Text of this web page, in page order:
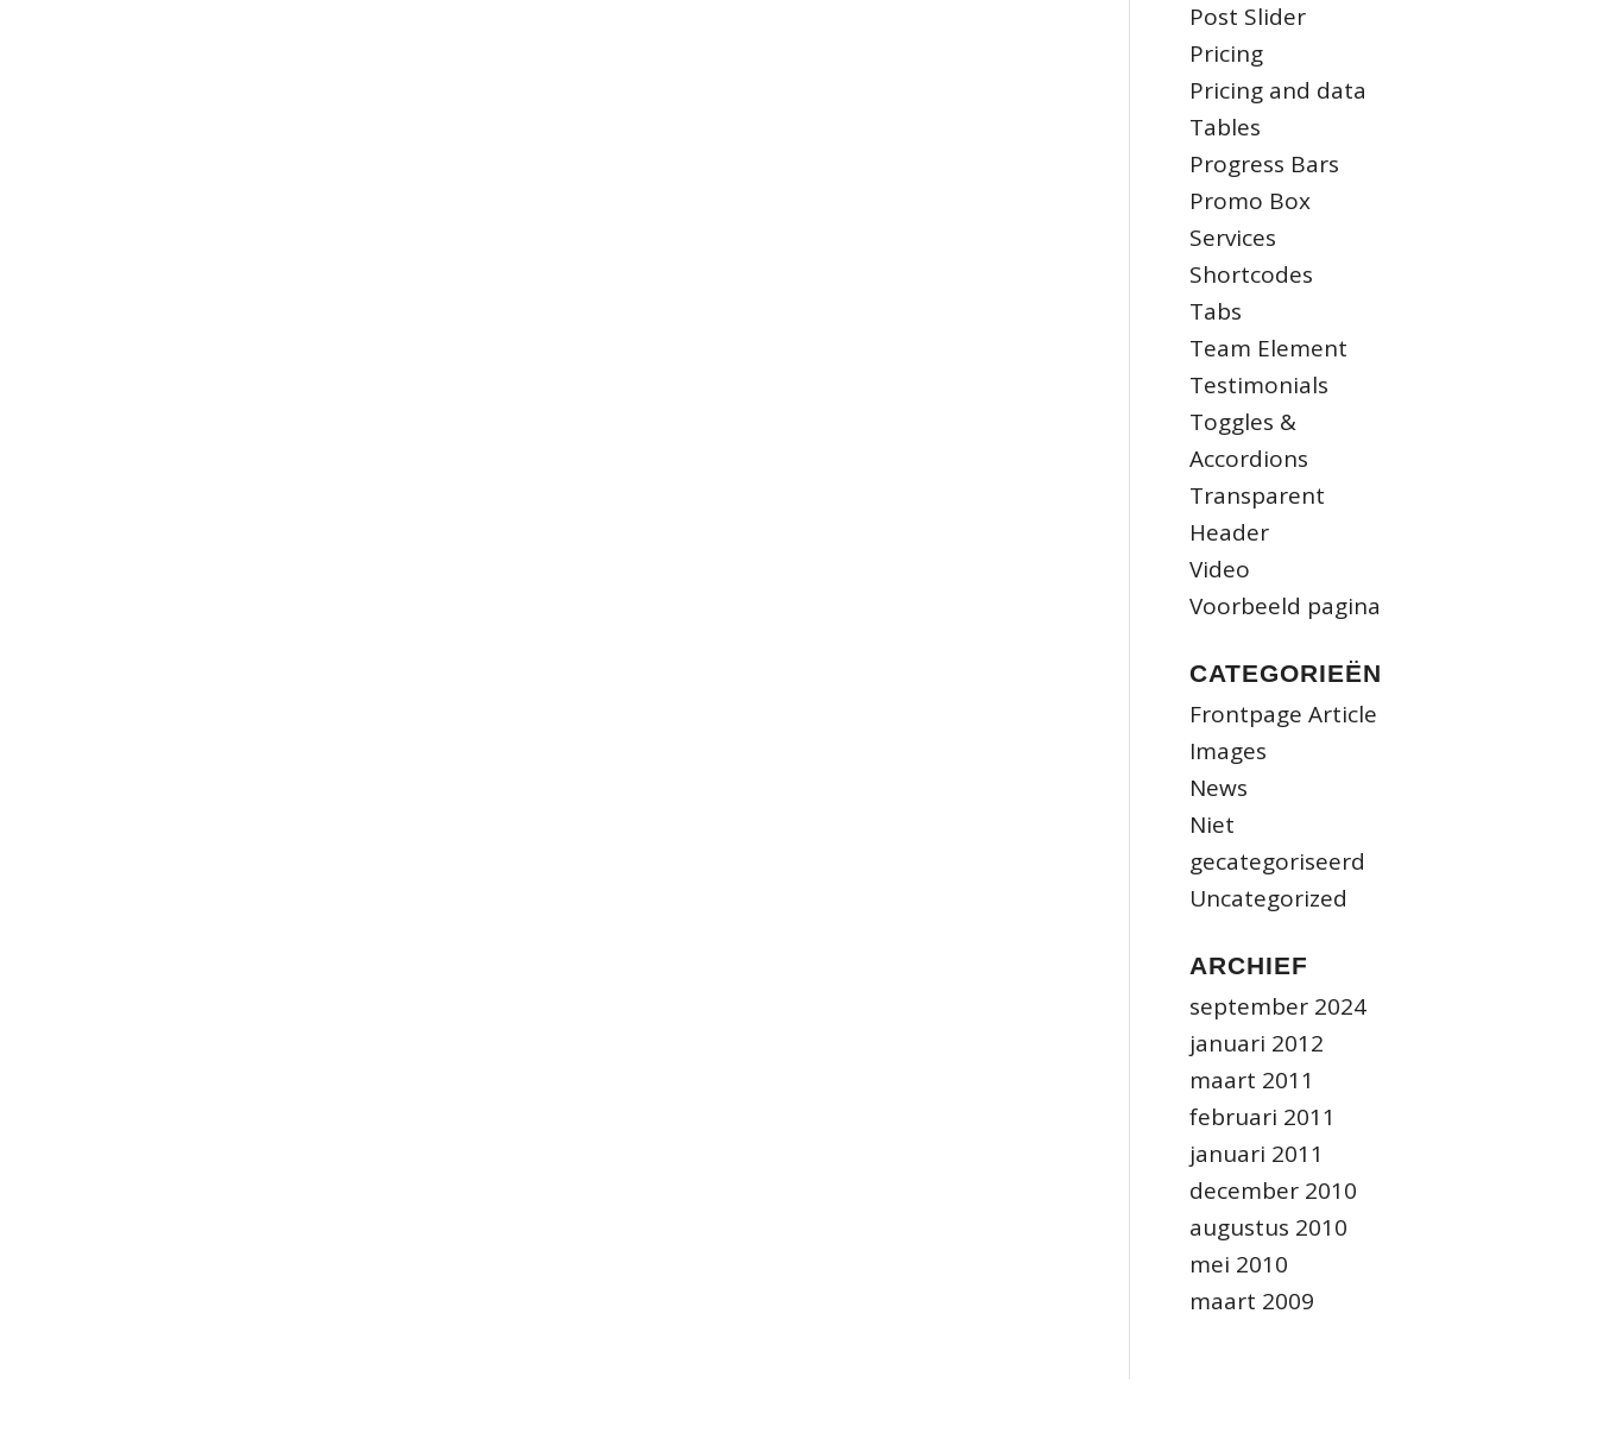
Post Slider
Pricing
Pricing and data
Tables
Progress Bars
Promo Box
Services
Shortcodes
Tabs
Team Element
Testimonials
Toggles &
Accordions
Transparent
Header
Video
Voorbeeld pagina
CATEGORIEËN
Frontpage Article
Images
News
Niet
gecategoriseerd
Uncategorized
ARCHIEF
september 2024
januari 2012
maart 2011
februari 2011
januari 2011
december 2010
augustus 2010
mei 2010
maart 2009